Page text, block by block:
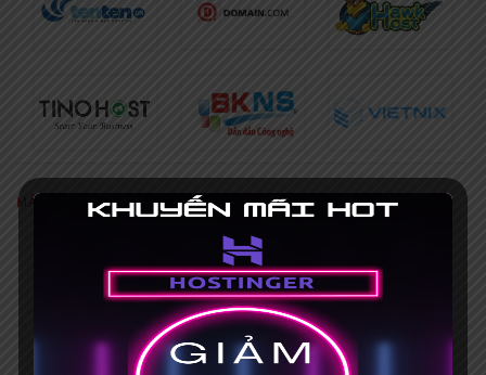
MÃ GIẢM GIÁ NỔI BẬT
[Khuyến mãi HOT] Coupon Hostinger
giảm giá 75%+ Mã giảm giá 15%
Hết hạn 31/03/2035
Mã giảm giá iNET 30% [HOT], mua